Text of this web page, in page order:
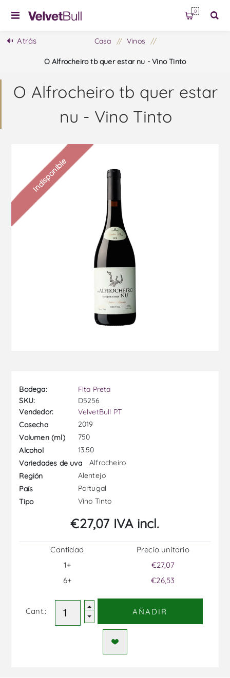
0
Atrás Casa / Vinos /
O Alfrocheiro tb quer estar nu - Vino Tinto
O Alfrocheiro tb quer estar
nu - Vino Tinto
Indisponible
Bodega:
Fita Preta
SKU:
D5256
Vendedor:
VelvetBull PT
Cosecha
2019
Volumen (ml)
750
Alcohol
13.50
Variedades de uva
Alfrocheiro
Región
Alentejo
País
Portugal
Tipo
Vino Tinto
€27,07 IVA incl.
Cantidad
1+
6+
Precio unitario
€27,07
€26,53
Cant.: AÑADIR